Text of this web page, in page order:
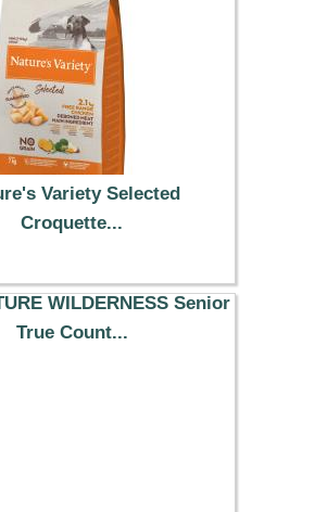
Variety Selected
Croquette...
57.29 €
WILDERNESS Senior
True Count...